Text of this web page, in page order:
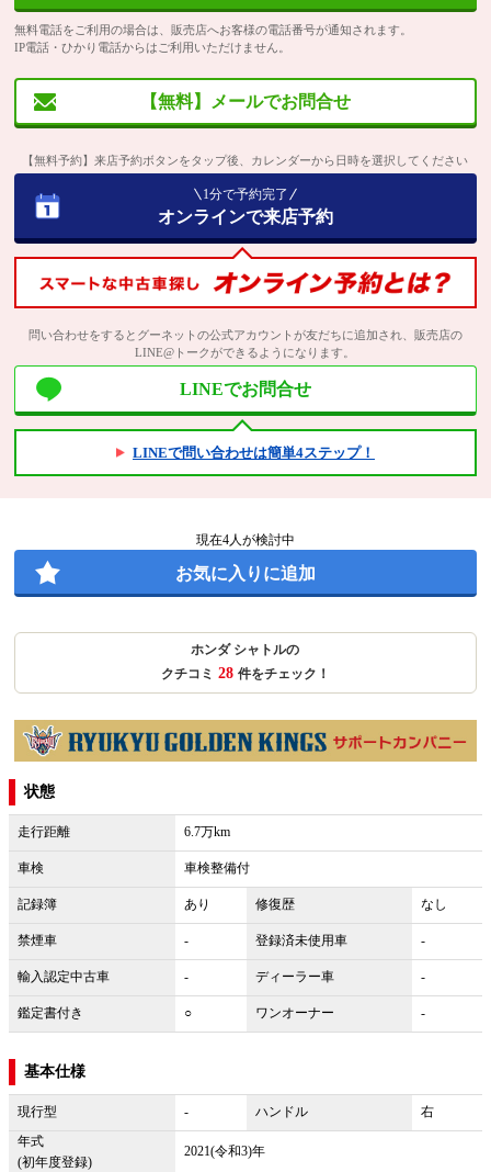
無料電話をご利用の場合は、販売店へお客様の電話番号が通知されます。
IP電話・ひかり電話からはご利用いただけません。
【無料】メールでお問合せ
【無料予約】来店予約ボタンをタップ後、カレンダーから日時を選択してください
1分で予約完了
オンラインで来店予約
問い合わせをするとグーネットの公式アカウントが友だちに追加され、販売店の
LINE@トークができるようになります。
LINEでお問合せ
LINEで問い合わせは簡単4ステップ！
現在4人が検討中
お気に入りに追加
ホンダ シャトルの
クチコミ 28 件をチェック！
状態
走行距離 6.7万km
車検 車検整備付
記録簿 あり 修復歴 なし
禁煙車 - 登録済未使用車 -
輸入認定中古車 - ディーラー車 -
鑑定書付き ○ ワンオーナー -
基本仕様
現行型 - ハンドル
右
年式
(初年度登録)
2021(令和3)年